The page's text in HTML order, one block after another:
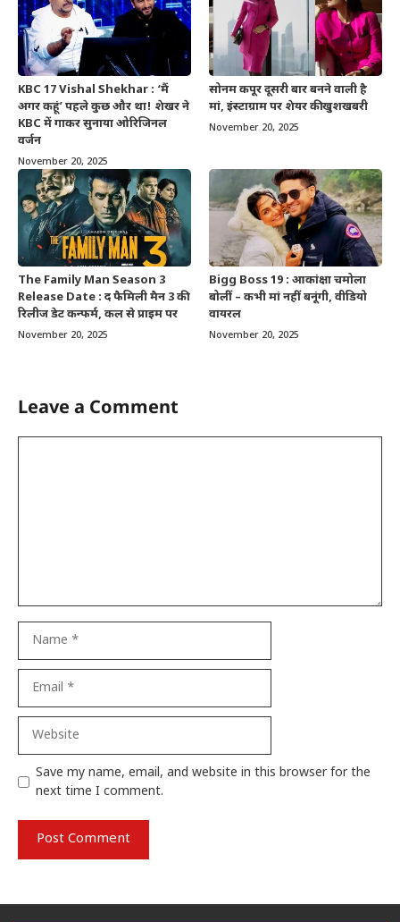
KBC 17 Vishal Shekhar : ‘मैं
अगर कहूं’ पहले कुछ और था! शेखर ने
KBC में गाकर सुनाया ओरिजिनल
वर्जन
November 20, 2025
सोनम कपूर दूसरी बार बनने वाली है
मां, इंस्टाग्राम पर शेयर की खुशखबरी
November 20, 2025
The Family Man Season 3
Release Date : द फैमिली मैन 3 की
रिलीज डेट कन्फर्म, कल से प्राइम पर
November 20, 2025
Bigg Boss 19 : आकांक्षा चमोला
बोलीं – कभी मां नहीं बनूंगी, वीडियो
वायरल
November 20, 2025
Leave a Comment
Save my name, email, and website in this browser for the
next time I comment.